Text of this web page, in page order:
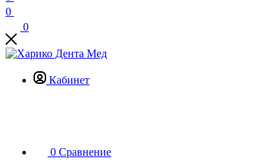
0
0
Кабинет
0 Сравнение